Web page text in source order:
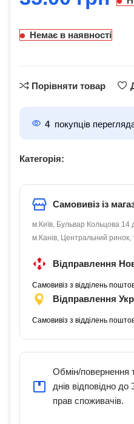
Немає в наявності
Порівняти товар
4 покупців
Категорія:
Самовивіз із
м.Київ, Бульвар Кольцова 14
м.Канів, Центральний ринок,
Відправлення
Самовивіз з відділень
Відправлення
Самовивіз з відділень
Обмін/повернення
днів відповідно
прав споживачів.